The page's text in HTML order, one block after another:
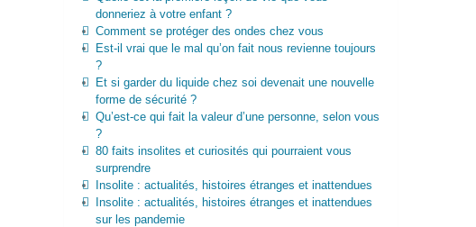
donneriez à votre enfant ?
Comment se protéger des ondes chez vous
Est-il vrai que le mal qu’on fait nous revienne toujours
?
Et si garder du liquide chez soi devenait une nouvelle
forme de sécurité ?
Qu’est-ce qui fait la valeur d’une personne, selon vous
?
80 faits insolites et curiosités qui pourraient vous
surprendre
Insolite : actualités, histoires étranges et inattendues
Insolite : actualités, histoires étranges et inattendues
sur les pandemie